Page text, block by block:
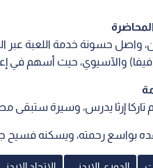
واصل حسونة خدمة اللعبة
(فيفا) والآسيوي، حيث أسهم في
إرثا يدرس، وسيرة ستبقى
بواسع رحمته، ويسكنه فسيح